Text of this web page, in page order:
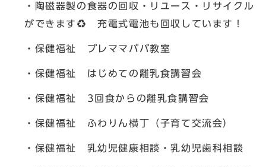
・陶磁器製の食器の回収・リユース・リサイクル
ができます♻️ 充電式電池も回収しています！
・保健福祉 プレママパパ教室
・保健福祉 はじめての離乳食講習会
・保健福祉 3回食からの離乳食講習会
・保健福祉 ふわりん横丁（子育て交流会）
・保健福祉 乳幼児健康相談・乳幼児歯科相談